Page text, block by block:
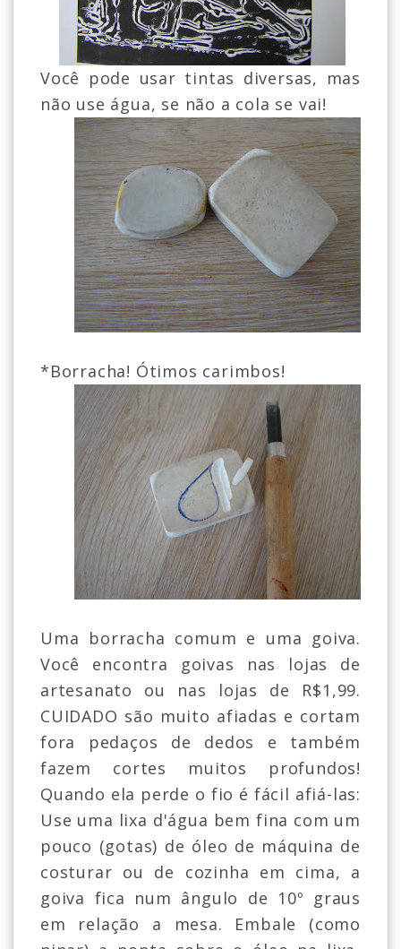
Você pode usar tintas diversas, mas
não use água, se não a cola se vai!
*Borracha! Ótimos carimbos!
Uma borracha comum e uma goiva.
Você encontra goivas nas lojas de
artesanato ou nas lojas de R$1,99.
CUIDADO são muito afiadas e cortam
fora pedaços de dedos e também
fazem cortes muitos profundos!
Quando ela perde o fio é fácil afiá-las:
Use uma lixa d'água bem fina com um
pouco (gotas) de óleo de máquina de
costurar ou de cozinha em cima, a
goiva fica num ângulo de 10º graus
em relação a mesa. Embale (como